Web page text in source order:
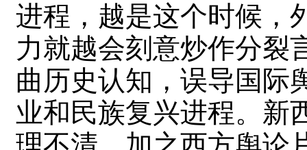
进程，越是这个时候，
力就越会刻意炒作分裂
曲历史认知，误导国际
业和民族复兴进程。新